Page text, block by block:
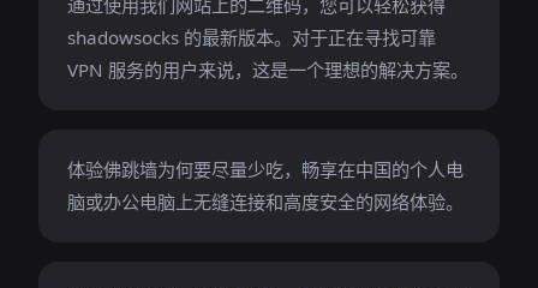
通过使用我们网站上的二维码，您可以轻松获得
shadowsocks 的最新版本。对于正在寻找可靠
VPN 服务的用户来说，这是一个理想的解决方案。
体验佛跳墙为何要尽量少吃，畅享在中国的个人电
脑或办公电脑上无缝连接和高度安全的网络体验。